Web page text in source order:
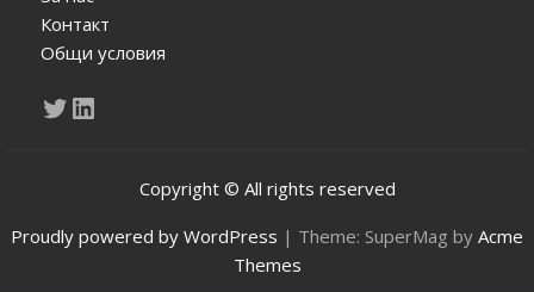
Контакт
Общи условия
Twitter
LinkedIn
Copyright © All rights reserved
Proudly powered by WordPress | Theme: SuperMag by Acme
Themes